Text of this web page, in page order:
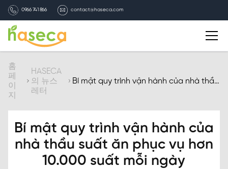
0966 741 866 contact@haseca.com
자기소개
HASECA 선택
서비스
HASECA의 뉴스레터
홈
페
이
지
HASECA
의 뉴스
레터
Bí mật quy trình vận hành của nhà thầu
Bí mật quy trình vận hành của
nhà thầu suất ăn phục vụ hơn
10.000 suất mỗi ngày